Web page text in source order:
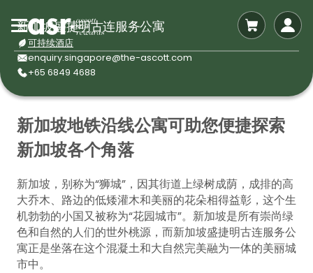
新加坡盛捷明古连服务公寓
可持续酒店
enquiry.singapore@the-ascott.com
+65 6849 4688
新加坡地铁沿线公寓可助您便捷探索
新加坡各个角落
新加坡，别称为“狮城”，因其街道上绿树成荫，成排的高
大乔木、路边的低矮灌木和美丽的花朵相得益彰，这个生
机勃勃的小国又被称为“花园城市”。新加坡是所有崇尚绿
色和自然的人们的世外桃源，而新加坡盛捷明古连服务公
寓正是坐落在这个混凝土和大自然完美融为一体的美丽城
市中。